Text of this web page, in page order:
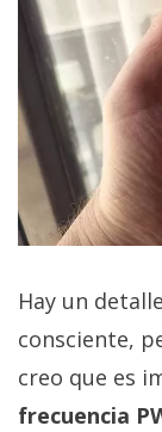
Hay un
consciente,
creo que es
frecuencia